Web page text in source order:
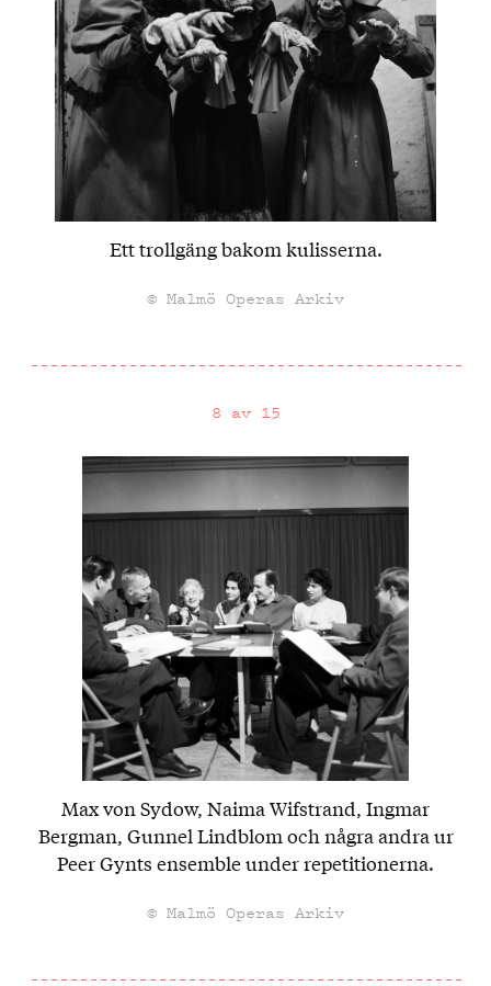
Ett trollgäng bakom kulisserna.
© Malmö Operas Arkiv
8 av 15
Max von Sydow, Naima Wifstrand, Ingmar
Bergman, Gunnel Lindblom och några andra ur
Peer Gynts ensemble under repetitionerna.
© Malmö Operas Arkiv